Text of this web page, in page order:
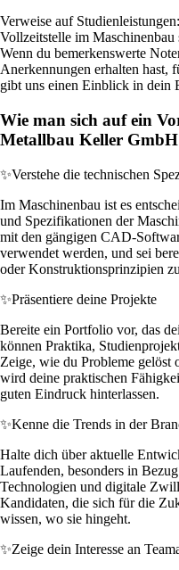
Verweise auf Studienleistungen:
Vollzeitstelle im Maschinenbau
Wenn du bemerkenswerte
Anerkennungen erhalten hast,
gibt uns einen Einblick in dein
Wie man sich auf ein
Metallbau Keller
✨Verstehe die technischen
Im Maschinenbau ist es
und Spezifikationen der
mit den gängigen CAD-
verwendet werden, und sei
oder Konstruktionsprinzipien
✨Präsentiere deine Projekte
Bereite ein Portfolio vor, das
können Praktika,
Zeige, wie du Probleme gelöst
wird deine praktischen
guten Eindruck hinterlassen.
✨Kenne die Trends in der
Halte dich über aktuelle
Laufenden, besonders in
Technologien und digitale
Kandidaten, die sich für die
wissen, wo sie hingeht.
✨Zeige dein Interesse an